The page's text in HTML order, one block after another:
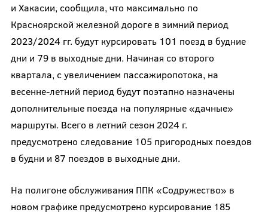
и Хакасии, сообщила, что максимально по
Красноярской железной дороге в зимний период
2023/2024 гг. будут курсировать 101 поезд в будние
дни и 79 в выходные дни. Начиная со второго
квартала, с увеличением пассажиропотока, на
весенне-летний период будут поэтапно назначены
дополнительные поезда на популярные «дачные»
маршруты. Всего в летний сезон 2024 г.
предусмотрено следование 105 пригородных поездов
в будни и 87 поездов в выходные дни.
На полигоне обслуживания ППК «Содружество» в
новом графике предусмотрено курсирование 185